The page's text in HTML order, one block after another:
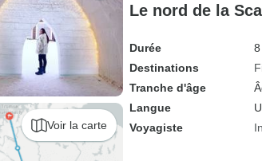
Voir la carte
Le nord de la
Durée
Destinations
Tranche d'âge
Langue
Voyagiste